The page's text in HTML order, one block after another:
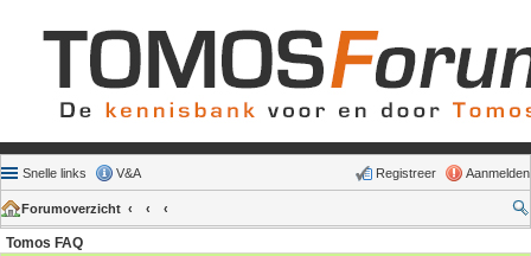
Snelle links V&A Aanmelden
Registreer
Forumoverzicht
Tomos FAQ